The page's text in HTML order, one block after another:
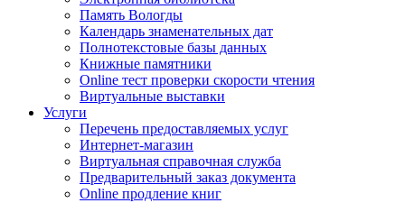
Память Вологды
Календарь знаменательных дат
Полнотекстовые базы данных
Книжные памятники
Online тест проверки скорости чтения
Виртуальные выставки
Услуги
Перечень предоставляемых услуг
Интернет-магазин
Виртуальная справочная служба
Предварительный заказ документа
Online продление книг